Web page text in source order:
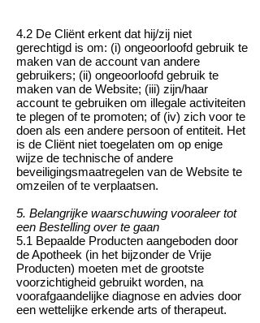
4.2 De Cliënt erkent dat hij/zij niet
gerechtigd is om: (i) ongeoorloofd gebruik te
maken van de account van andere
gebruikers; (ii) ongeoorloofd gebruik te
maken van de Website; (iii) zijn/haar
account te gebruiken om illegale activiteiten
te plegen of te promoten; of (iv) zich voor te
doen als een andere persoon of entiteit. Het
is de Cliënt niet toegelaten om op enige
wijze de technische of andere
beveiligingsmaatregelen van de Website te
omzeilen of te verplaatsen.
5. Belangrijke waarschuwing vooraleer tot
een Bestelling over te gaan
5.1 Bepaalde Producten aangeboden door
de Apotheek (in het bijzonder de Vrije
Producten) moeten met de grootste
voorzichtigheid gebruikt worden, na
voorafgaandelijke diagnose en advies door
een wettelijke erkende arts of therapeut.